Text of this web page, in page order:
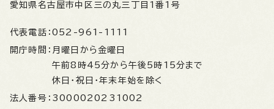
愛知県名古屋市中区三の丸三丁目1番1号
代表電話： 052-961-1111
開庁時間： 月曜日から金曜日
午前8時45分から午後5時15分まで
休日・祝日・年末年始を除く
法人番号： 3000020231002